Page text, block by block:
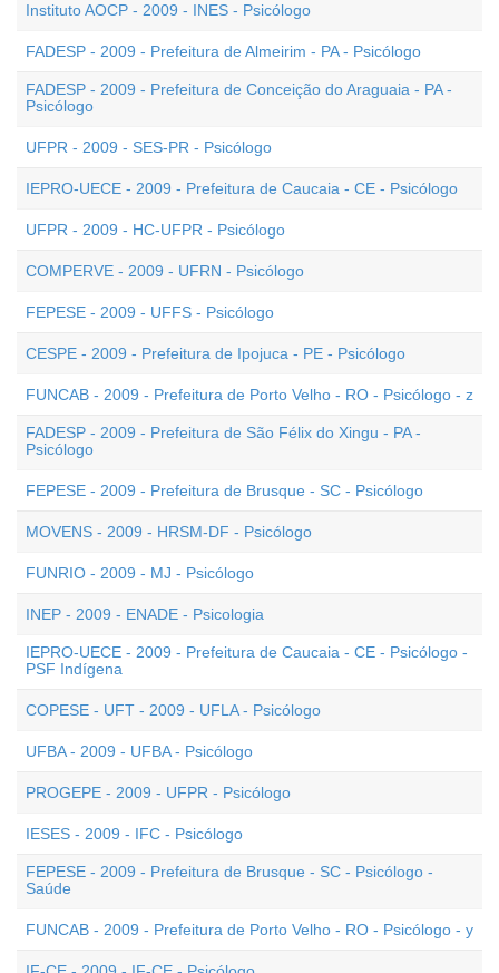
Instituto AOCP - 2009 - INES - Psicólogo
FADESP - 2009 - Prefeitura de Almeirim - PA - Psicólogo
FADESP - 2009 - Prefeitura de Conceição do Araguaia - PA -
Psicólogo
UFPR - 2009 - SES-PR - Psicólogo
IEPRO-UECE - 2009 - Prefeitura de Caucaia - CE - Psicólogo
UFPR - 2009 - HC-UFPR - Psicólogo
COMPERVE - 2009 - UFRN - Psicólogo
FEPESE - 2009 - UFFS - Psicólogo
CESPE - 2009 - Prefeitura de Ipojuca - PE - Psicólogo
FUNCAB - 2009 - Prefeitura de Porto Velho - RO - Psicólogo - z
FADESP - 2009 - Prefeitura de São Félix do Xingu - PA -
Psicólogo
FEPESE - 2009 - Prefeitura de Brusque - SC - Psicólogo
MOVENS - 2009 - HRSM-DF - Psicólogo
FUNRIO - 2009 - MJ - Psicólogo
INEP - 2009 - ENADE - Psicologia
IEPRO-UECE - 2009 - Prefeitura de Caucaia - CE - Psicólogo -
PSF Indígena
COPESE - UFT - 2009 - UFLA - Psicólogo
UFBA - 2009 - UFBA - Psicólogo
PROGEPE - 2009 - UFPR - Psicólogo
IESES - 2009 - IFC - Psicólogo
FEPESE - 2009 - Prefeitura de Brusque - SC - Psicólogo -
Saúde
FUNCAB - 2009 - Prefeitura de Porto Velho - RO - Psicólogo - y